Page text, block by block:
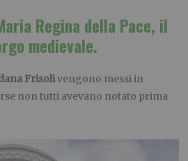
Regina della Pace, il
medievale.
Frisolivengono messi in
non tutti avevano notato prima